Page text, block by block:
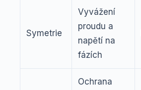
Symetrie
Vyvážení
proudu a
napětí na
fázích
Ochrana